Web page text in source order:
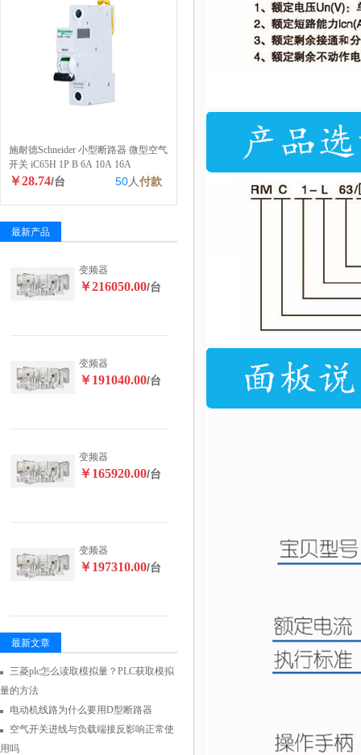
施耐德Schneider 小型断路器 微型空气
开关 iC65H 1P B 6A 10A 16A
￥28.74/台 50人付款
最新产品
变频器
￥216050.00/台
变频器
￥191040.00/台
变频器
￥165920.00/台
变频器
￥197310.00/台
最新文章
三菱plc怎么读取模拟量？PLC获取模拟
量的方法
电动机线路为什么要用D型断路器
空气开关进线与负载端接反影响正常使
用吗